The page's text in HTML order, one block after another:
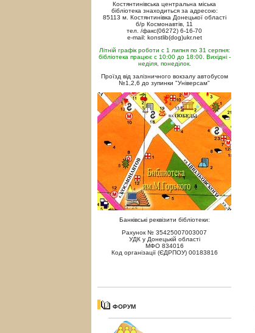
Костянтинівська центральна міська
бібліотека знаходиться за адресою:
85113 м. Костянтинівка Донецької області
б/р Космонавтів, 11
тел. /факс(06272) 6-16-70
e-mail: konstlib(dog)ukr.net
Літній графік роботи с 1 липня по 31 серпня:
бібліотека працює с 10:00 до 18:00. Вихідні -
неділя, понеділок.
Проїзд від залізничного вокзалу автобусом
№1,2,6 до зупинки "Універсам"
Банківські реквізити бібліотеки:
Рахунок № 35425007003007
УДК у Донецькій області
МФО 834016
Код організації (ЄДРПОУ) 00183816
ФОРУМ